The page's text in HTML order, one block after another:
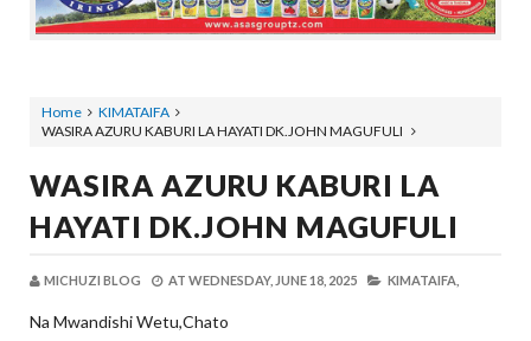
Home
KIMATAIFA
WASIRA AZURU KABURI LA HAYATI DK.JOHN MAGUFULI
WASIRA AZURU KABURI LA
HAYATI DK.JOHN MAGUFULI
MICHUZI BLOG AT WEDNESDAY, JUNE 18, 2025 KIMATAIFA,
Na Mwandishi Wetu,Chato